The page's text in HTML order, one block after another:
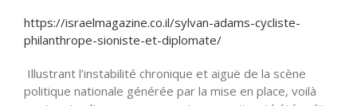
https://israelmagazine.co.il/sylvan-adams-cycliste-
philanthrope-sioniste-et-diplomate/
Illustrant l’instabilité chronique et aiguë de la scène
politique nationale générée par la mise en place, voilà